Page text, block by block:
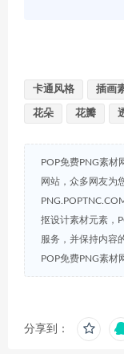
卡通风格 插画
花朵 花瓣
POP免费PNG素材
网站，众多网友为
抠设计素材元素，
服务，并保持内容
POP免费PNG素材
分享到：